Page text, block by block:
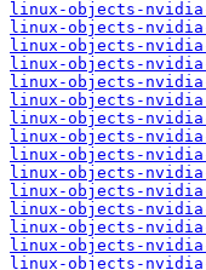
linux-objects-
linux-objects-
linux-objects-
linux-objects-
linux-objects-
linux-objects-
linux-objects-
linux-objects-
linux-objects-
linux-objects-
linux-objects-
linux-objects-
linux-objects-
linux-objects-
linux-objects-